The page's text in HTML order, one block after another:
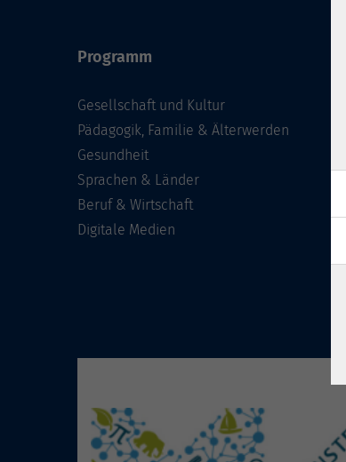
Programm
Gesellschaft und Kultur
Pädagogik, Familie & Älterwerden
Gesundheit
Sprachen & Länder
Beruf & Wirtschaft
Digitale Medien